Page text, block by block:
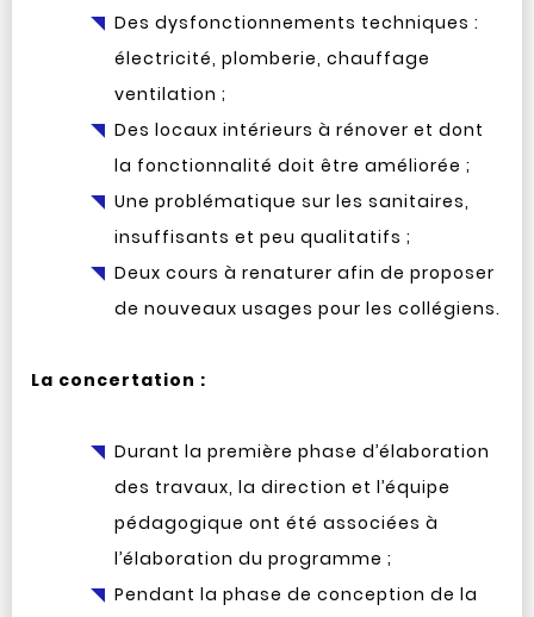
Des dysfonctionnements techniques :
électricité, plomberie, chauffage
ventilation ;
Des locaux intérieurs à rénover et dont
la fonctionnalité doit être améliorée ;
Une problématique sur les sanitaires,
insuffisants et peu qualitatifs ;
Deux cours à renaturer afin de proposer
de nouveaux usages pour les collégiens.
La concertation :
Durant la première phase d’élaboration
des travaux, la direction et l’équipe
pédagogique ont été associées à
l’élaboration du programme ;
Pendant la phase de conception de la